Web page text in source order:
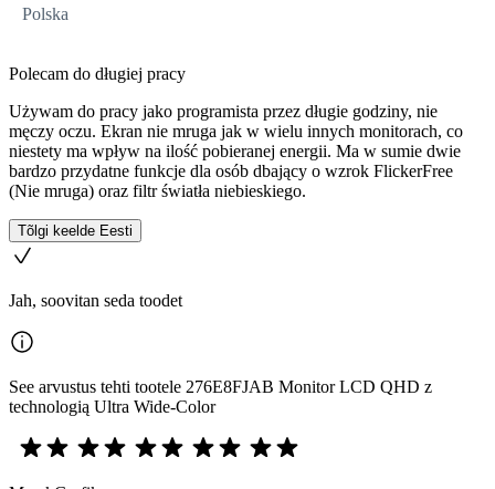
Polska
Polecam do długiej pracy
Używam do pracy jako programista przez długie godziny, nie
męczy oczu. Ekran nie mruga jak w wielu innych monitorach, co
niestety ma wpływ na ilość pobieranej energii. Ma w sumie dwie
bardzo przydatne funkcje dla osób dbający o wzrok FlickerFree
(Nie mruga) oraz filtr światła niebieskiego.
Tõlgi keelde Eesti
Jah, soovitan seda toodet
See arvustus tehti tootele 276E8FJAB Monitor LCD QHD z
technologią Ultra Wide-Color